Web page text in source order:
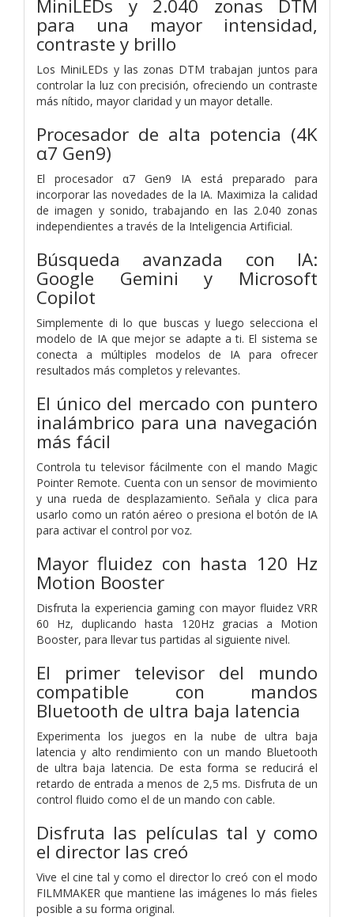
MiniLEDs y 2.040 zonas DTM
para una mayor intensidad,
contraste y brillo
Los MiniLEDs y las zonas DTM trabajan juntos para
controlar la luz con precisión, ofreciendo un contraste
más nítido, mayor claridad y un mayor detalle.
Procesador de alta potencia (4K
α7 Gen9)
El procesador α7 Gen9 IA está preparado para
incorporar las novedades de la IA. Maximiza la calidad
de imagen y sonido, trabajando en las 2.040 zonas
independientes a través de la Inteligencia Artificial.
Búsqueda avanzada con IA:
Google Gemini y Microsoft
Copilot
Simplemente di lo que buscas y luego selecciona el
modelo de IA que mejor se adapte a ti. El sistema se
conecta a múltiples modelos de IA para ofrecer
resultados más completos y relevantes.
El único del mercado con puntero
inalámbrico para una navegación
más fácil
Controla tu televisor fácilmente con el mando Magic
Pointer Remote. Cuenta con un sensor de movimiento
y una rueda de desplazamiento. Señala y clica para
usarlo como un ratón aéreo o presiona el botón de IA
para activar el control por voz.
Mayor fluidez con hasta 120 Hz
Motion Booster
Disfruta la experiencia gaming con mayor fluidez VRR
60 Hz, duplicando hasta 120Hz gracias a Motion
Booster, para llevar tus partidas al siguiente nivel.
El primer televisor del mundo
compatible con mandos
Bluetooth de ultra baja latencia
Experimenta los juegos en la nube de ultra baja
latencia y alto rendimiento con un mando Bluetooth
de ultra baja latencia. De esta forma se reducirá el
retardo de entrada a menos de 2,5 ms. Disfruta de un
control fluido como el de un mando con cable.
Disfruta las películas tal y como
el director las creó
Vive el cine tal y como el director lo creó con el modo
FILMMAKER que mantiene las imágenes lo más fieles
posible a su forma original.